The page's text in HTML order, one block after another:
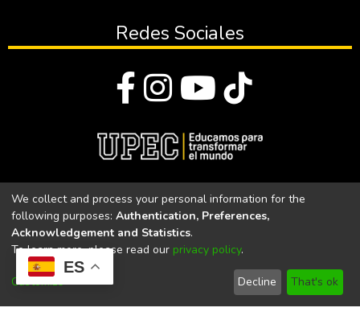
ES
Redes Sociales
Universidad Politécnica Estatal del Carchi
Universidad Politécnica Estatal del Carchi | Acreditada por el
CACES Resolución N°. 160-SE-33-CACES-2020
We collect and process your personal information for the
following purposes: Authentication, Preferences,
Acknowledgement and Statistics.
To learn more, please read our privacy policy.
Customize Decline That's ok